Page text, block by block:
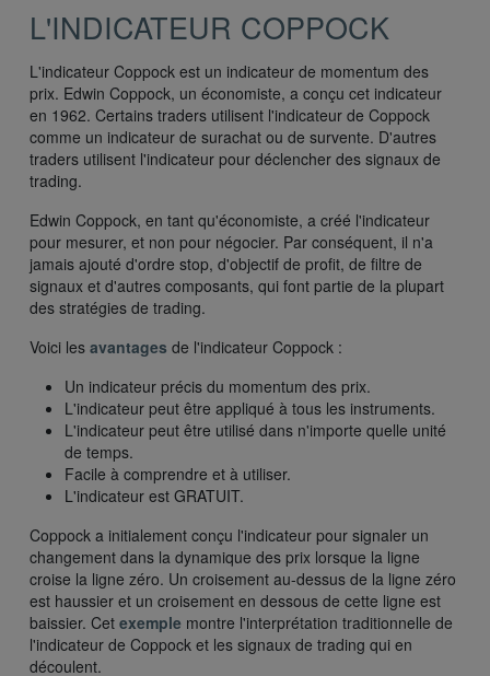
L'INDICATEUR COPPOCK
L'indicateur Coppock est un indicateur de momentum des
prix. Edwin Coppock, un économiste, a conçu cet indicateur
en 1962. Certains traders utilisent l'indicateur de Coppock
comme un indicateur de surachat ou de survente. D'autres
traders utilisent l'indicateur pour déclencher des signaux de
trading.
Edwin Coppock, en tant qu'économiste, a créé l'indicateur
pour mesurer, et non pour négocier. Par conséquent, il n'a
jamais ajouté d'ordre stop, d'objectif de profit, de filtre de
signaux et d'autres composants, qui font partie de la plupart
des stratégies de trading.
Voici les avantages de l'indicateur Coppock :
Un indicateur précis du momentum des prix.
L'indicateur peut être appliqué à tous les instruments.
L'indicateur peut être utilisé dans n'importe quelle unité
de temps.
Facile à comprendre et à utiliser.
L'indicateur est GRATUIT.
Coppock a initialement conçu l'indicateur pour signaler un
changement dans la dynamique des prix lorsque la ligne
croise la ligne zéro. Un croisement au-dessus de la ligne zéro
est haussier et un croisement en dessous de cette ligne est
baissier. Cet exemple montre l'interprétation traditionnelle de
l'indicateur de Coppock et les signaux de trading qui en
découlent.